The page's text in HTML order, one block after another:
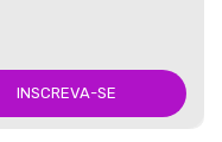
INSCREVA-SE